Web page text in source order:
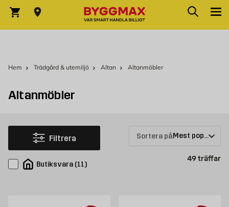
Varukorg Sök
Hem Trädgård & utemiljö Altan Altanmöbler
Altanmöbler
Filtrera
Butiksvara (11)
Sortera på:
49träffar